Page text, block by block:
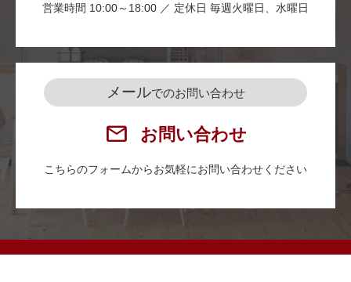
営業時間 10:00～18:00 ／ 定休日 毎週火曜日、水曜日
メールでのお問い合わせ
お問い合わせ
こちらのフォームからお気軽にお問い合わせください